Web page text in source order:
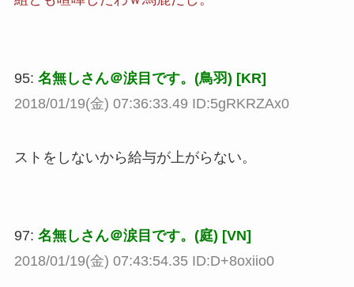
95: 名無しさん＠涙目です。(鳥羽) [KR]
2018/01/19(金) 07:36:33.49 ID:5gRKRZAx0
ストをしないから給与が上がらない。
97: 名無しさん＠涙目です。(庭) [VN]
2018/01/19(金) 07:43:54.35 ID:D+8oxiio0